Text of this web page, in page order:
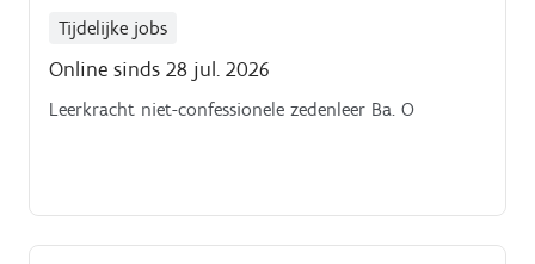
Tijdelijke jobs
Online sinds 28 jul. 2026
Leerkracht niet-confessionele zedenleer Ba. O